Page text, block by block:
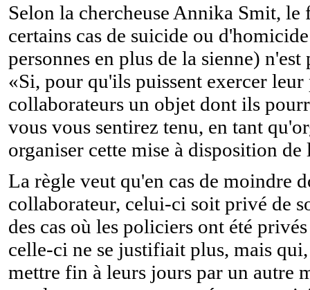
Selon la chercheuse Annika Smit,
certains cas de suicide ou
personnes en plus de la sienne)
«Si, pour qu'ils puissent exercer
collaborateurs un objet dont ils
vous vous sentirez tenu, en tant
organiser cette mise à disposition
La règle veut qu'en cas de moindre
collaborateur, celui-ci soit privé de
des cas où les policiers ont été
celle-ci ne se justifiait plus, mais
mettre fin à leurs jours par un autre